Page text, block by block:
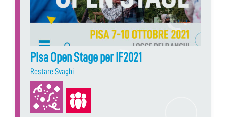
Pisa Open Stage per IF2021
Restare Svaghi